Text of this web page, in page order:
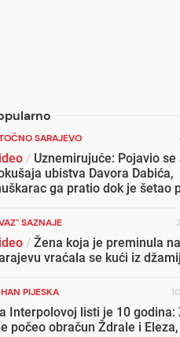
SARAJEVO
/ Uznemirujuće: Pojavio se
ubistva Davora Dabića,
ga pratio dok je šetao
SAZNAJE
/ Žena koja je preminula
vraćala se kući iz
PIJESKA
Interpolovoj listi je 10 godina:
počeo obračun Ždrale i